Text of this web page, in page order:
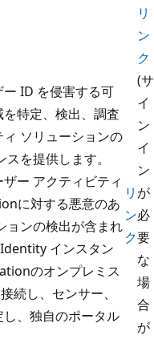
ID を侵害する可
特定、検出、調査
ソリューションの
を提供します。
ー アクティビティ
に対する悪意のあ
ョンの検出が含まれ
インスタン
のオンプレミス
続し、センサー、
、独自のポータル
リ
ン
ク
リ
ン
ク
(サ
イ
ン
イ
ン
が
必
要
な
場
合
が